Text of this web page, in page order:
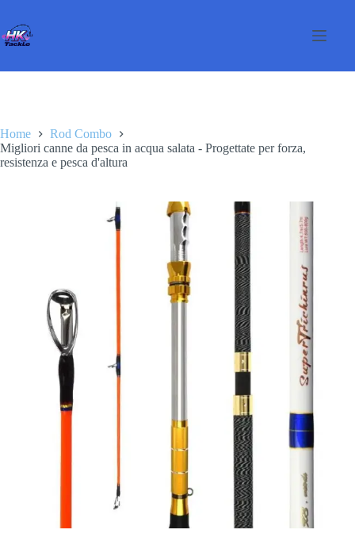
contenuto
Home
Rod Combo
Migliori canne da pesca in acqua salata - Progettate per forza,
resistenza e pesca d'altura